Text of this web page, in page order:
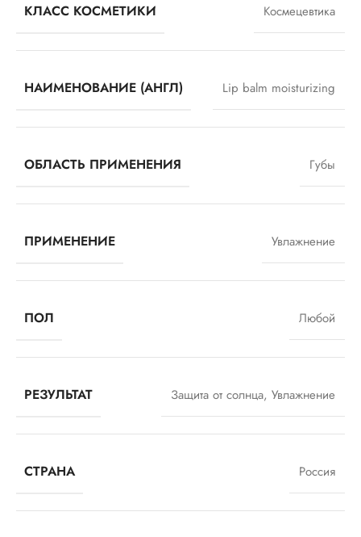
КЛАСС КОСМЕТИКИ Космецевтика
НАИМЕНОВАНИЕ (АНГЛ) Lip balm moisturizing
ОБЛАСТЬ ПРИМЕНЕНИЯ Губы
ПРИМЕНЕНИЕ Увлажнение
ПОЛ Любой
РЕЗУЛЬТАТ Защита от солнца, Увлажнение
СТРАНА Россия